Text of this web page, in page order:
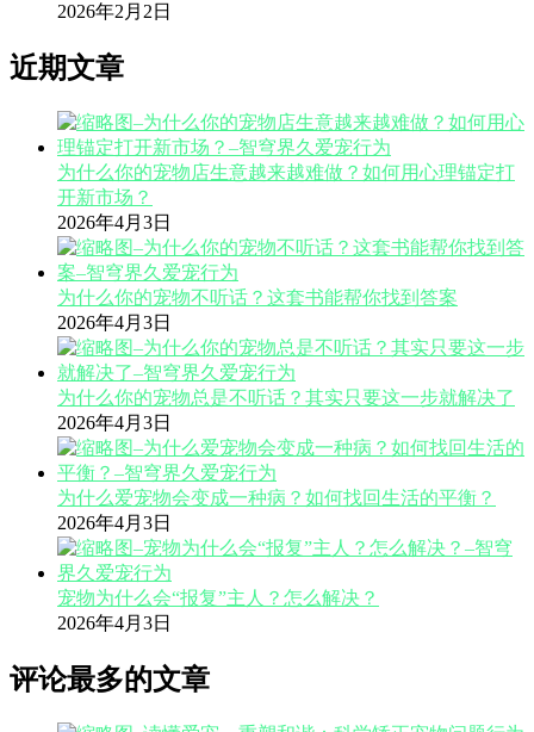
2026年2月2日
近期文章
为什么你的宠物店生意越来越难做？如何用心理锚定打
开新市场？
2026年4月3日
为什么你的宠物不听话？这套书能帮你找到答案
2026年4月3日
为什么你的宠物总是不听话？其实只要这一步就解决了
2026年4月3日
为什么爱宠物会变成一种病？如何找回生活的平衡？
2026年4月3日
宠物为什么会“报复”主人？怎么解决？
2026年4月3日
评论最多的文章